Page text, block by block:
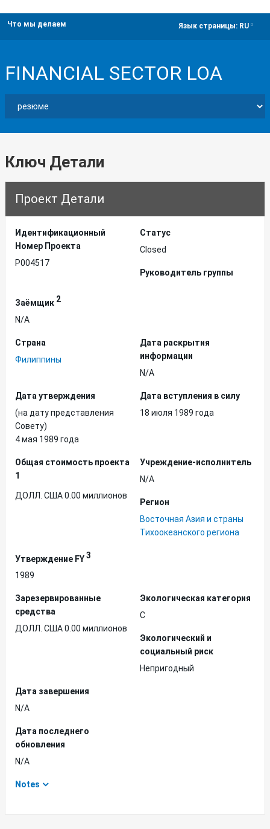
Что мы делаем Язык страницы: RU
FINANCIAL SECTOR LOA
Ключ Детали
Проект Детали
Идентификационный
Hомер Проекта
P004517
Статус
Closed
Руководитель группы
Заёмщик 2
N/A
Страна
Филиппины
Дата раскрытия
информации
N/A
Дата утверждения
(на дату представления
Совету)
4 мая 1989 года
Дата вступления в силу
18 июля 1989 года
Общая стоимость проекта
1
ДОЛЛ. США 0.00 миллионов
Учреждение-исполнитель
N/A
Регион
Восточная Азия и страны
Тихоокеанского региона
Утверждение FY3
1989
Зарезервированные
средства
ДОЛЛ. США 0.00 миллионов
Экологическая категория
C
Экологический и
социальный риск
Непригодный
Дата завершения
N/A
Дата последнего
обновления
N/A
Notes